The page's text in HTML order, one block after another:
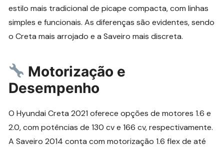
estilo mais tradicional de picape compacta, com linhas
simples e funcionais. As diferenças são evidentes, sendo
o Creta mais arrojado e a Saveiro mais discreta.
Motorização e
Desempenho
O Hyundai Creta 2021 oferece opções de motores 1.6 e
2.0, com potências de 130 cv e 166 cv, respectivamente.
A Saveiro 2014 conta com motorização 1.6 flex de até